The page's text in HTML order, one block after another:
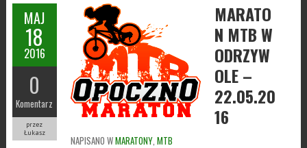
MAJ
18
2016
0
Komentarz
przez
Łukasz
MARATO
N MTB W
ODRZYW
OLE –
22.05.20
16
NAPISANO WMARATONY, MTB